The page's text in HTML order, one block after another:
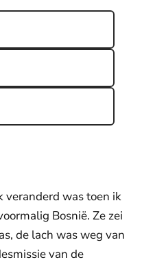
veranderd was toen ik
Bosnië. Ze zei
de lach was weg van
van de